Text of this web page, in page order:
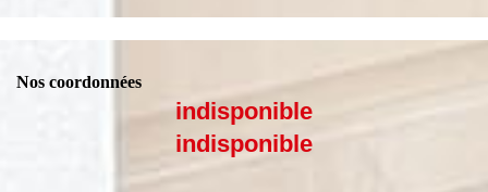
Nos coordonnées
indisponible
indisponible